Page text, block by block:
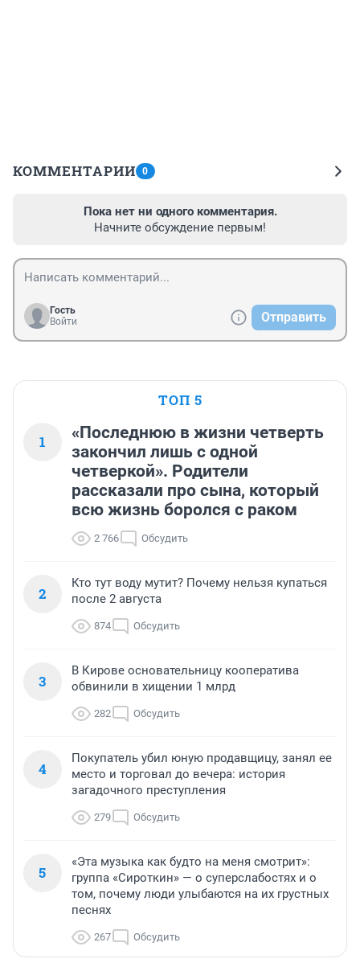
КОММЕНТАРИИ 0
Пока нет ни одного комментария.
Начните обсуждение первым!
Гость
Войти
Отправить
ТОП 5
1
«Последнюю в жизни четверть
закончил лишь с одной
четверкой». Родители
рассказали про сына, который
всю жизнь боролся с раком
2 766 Обсудить
2
Кто тут воду мутит? Почему нельзя купаться
после 2 августа
874 Обсудить
3
В Кирове основательницу кооператива
обвинили в хищении 1 млрд
282 Обсудить
4
Покупатель убил юную продавщицу, занял ее
место и торговал до вечера: история
загадочного преступления
279 Обсудить
5
«Эта музыка как будто на меня смотрит»:
группа «Сироткин» — о суперслабостях и о
том, почему люди улыбаются на их грустных
песнях
267 Обсудить